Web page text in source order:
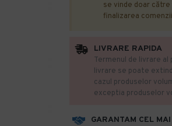
GARANTAM CEL
se vinde doar
finalizarea
LIVRARE RAPIDA
Termenul de livrare
livrare se poate
cazul produselor
exceptia produselor